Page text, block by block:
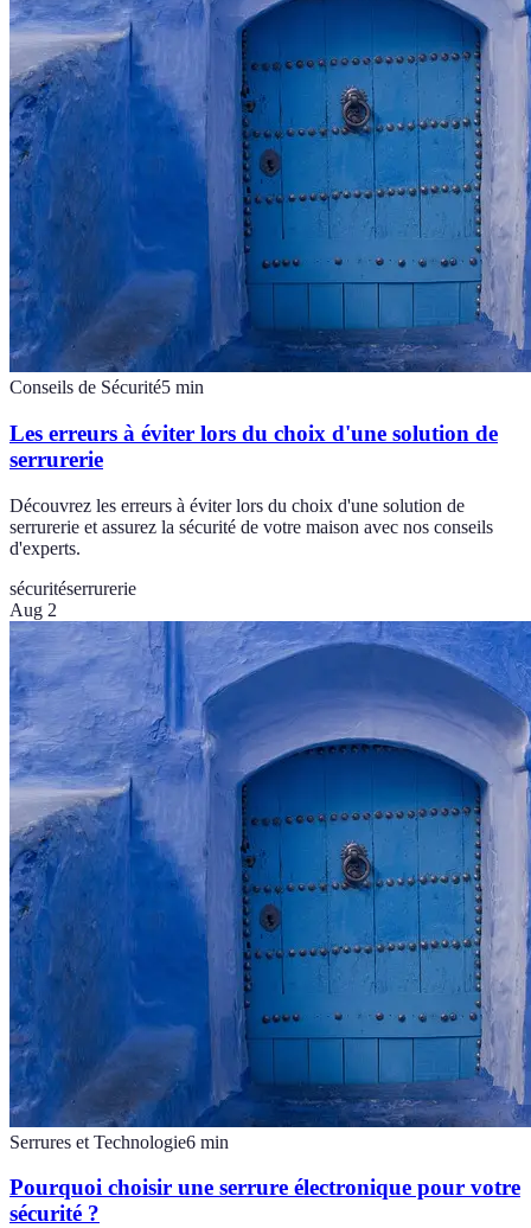
Conseils de Sécurité5 min
Les erreurs à éviter lors du choix d'une solution de
serrurerie
Découvrez les erreurs à éviter lors du choix d'une solution de
serrurerie et assurez la sécurité de votre maison avec nos conseils
d'experts.
sécuritéserrurerie
Aug 2
Serrures et Technologie6 min
Pourquoi choisir une serrure électronique pour votre
sécurité ?